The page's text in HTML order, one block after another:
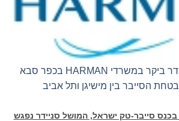
מושל מישיגן ריק סניידר ביקר במשרדי HARMAN בכפר סבא
הסייבר בין מישיגן ותל אביב
סייבר-טק ישראל, המושל סניידר נפגש